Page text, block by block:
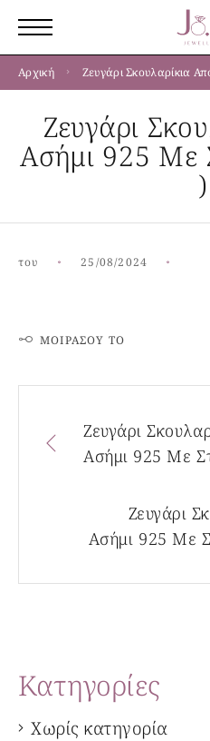
Αρχική Ζευγάρι Σκουλαρίκια
Ζευγάρι
Ασήμι 925 Με
)
του 25/08/2024
ΜΟΙΡΆΣΟΥ ΤΟ
Ζευγάρι
Ασήμι 925 Με
Ζευγάρι
Ασήμι 925 Με
Kατηγορίες
Χωρίς κατηγορία